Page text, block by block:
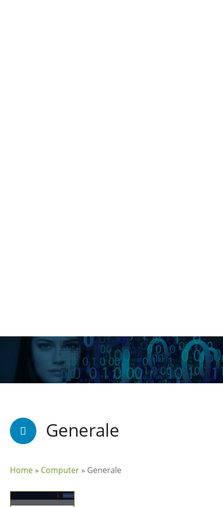
Generale
Home » Computer » Generale